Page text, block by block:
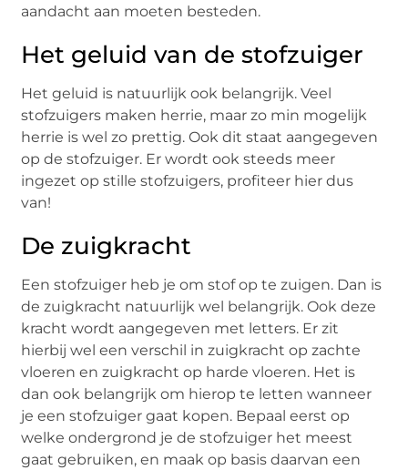
aandacht aan moeten besteden.
Het geluid van de stofzuiger
Het geluid is natuurlijk ook belangrijk. Veel
stofzuigers maken herrie, maar zo min mogelijk
herrie is wel zo prettig. Ook dit staat aangegeven
op de stofzuiger. Er wordt ook steeds meer
ingezet op stille stofzuigers, profiteer hier dus
van!
De zuigkracht
Een stofzuiger heb je om stof op te zuigen. Dan is
de zuigkracht natuurlijk wel belangrijk. Ook deze
kracht wordt aangegeven met letters. Er zit
hierbij wel een verschil in zuigkracht op zachte
vloeren en zuigkracht op harde vloeren. Het is
dan ook belangrijk om hierop te letten wanneer
je een stofzuiger gaat kopen. Bepaal eerst op
welke ondergrond je de stofzuiger het meest
gaat gebruiken, en maak op basis daarvan een